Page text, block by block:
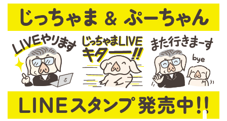
ホーム
お問い合わせ